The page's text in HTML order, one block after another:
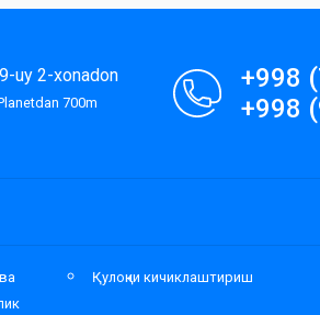
uy 2-xonadon
700m
+998
+998
Қулоқни кичиклаштириш